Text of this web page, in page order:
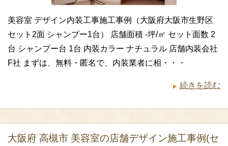
美容室 デザイン内装工事施工事例（大阪府大阪市生野区
セット2面 シャンプー1台） 店舗面積 -坪/㎡ セット面数 2
台 シャンプー台 1台 内装カラー ナチュラル 店舗内装会社
F社 まずは、無料・匿名で、内装業者に相・・・
続きを読む
大阪府 高槻市 美容室の店舗デザイン施工事例(セ